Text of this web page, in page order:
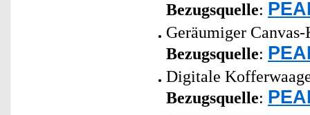
Bezugsquelle:
Geräumiger
Bezugsquelle:
Digitale
Bezugsquelle: